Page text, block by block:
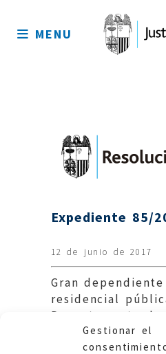
Gestionar el
sitio
MENU
Expediente 85/
12 de junio de 2017
Gran
residencial
Departamento de
Derechos Sociales.